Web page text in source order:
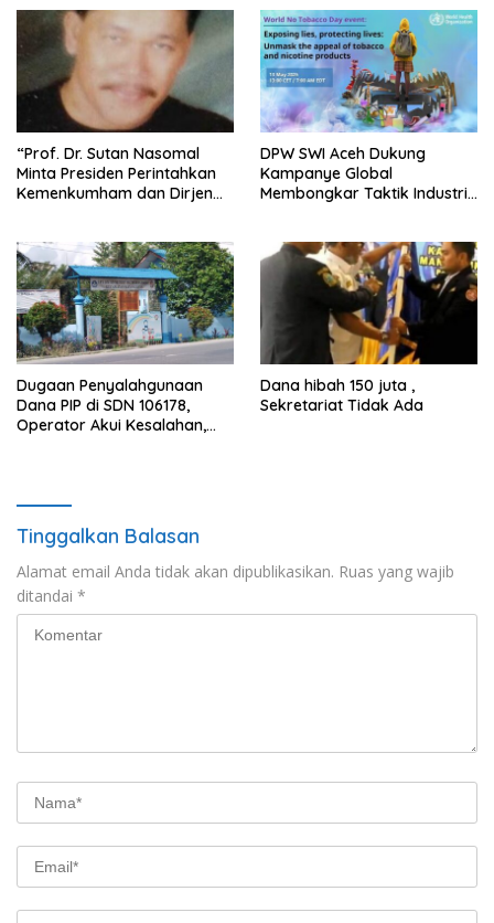
“Prof. Dr. Sutan Nasomal
Minta Presiden Perintahkan
Kemenkumham dan Dirjen
Tertibkan Lapas di Seluruh
Indonesia”
DPW SWI Aceh Dukung
Kampanye Global
Membongkar Taktik Industri
Dugaan Penyalahgunaan
Dana PIP di SDN 106178,
Operator Akui Kesalahan,
Dana hibah 150 juta ,
Sekretariat Tidak Ada
Tinggalkan Balasan
Alamat email Anda tidak akan dipublikasikan. Ruas yang wajib
ditandai *